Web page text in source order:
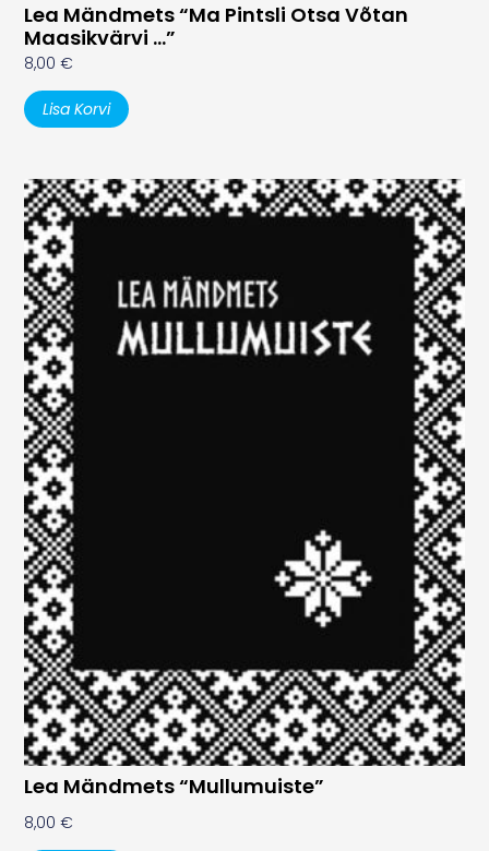
Lea Mändmets “Ma Pintsli Otsa Võtan
Maasikvärvi …”
8,00€
Lisa Korvi
Lea Mändmets “Mullumuiste”
8,00€